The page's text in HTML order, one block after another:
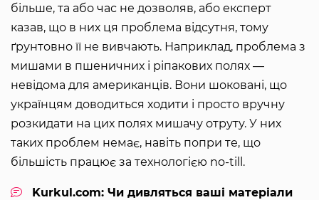
більше, та або час не дозволяв, або експерт
казав, що в них ця проблема відсутня, тому
ґрунтовно її не вивчають. Наприклад, проблема з
мишами в пшеничних і ріпакових полях —
невідома для американців. Вони шоковані, що
українцям доводиться ходити і просто вручну
розкидати на цих полях мишачу отруту. У них
таких проблем немає, навіть попри те, що
більшість працює за технологією no-till.
Kurkul.com: Чи дивляться ваші матеріали